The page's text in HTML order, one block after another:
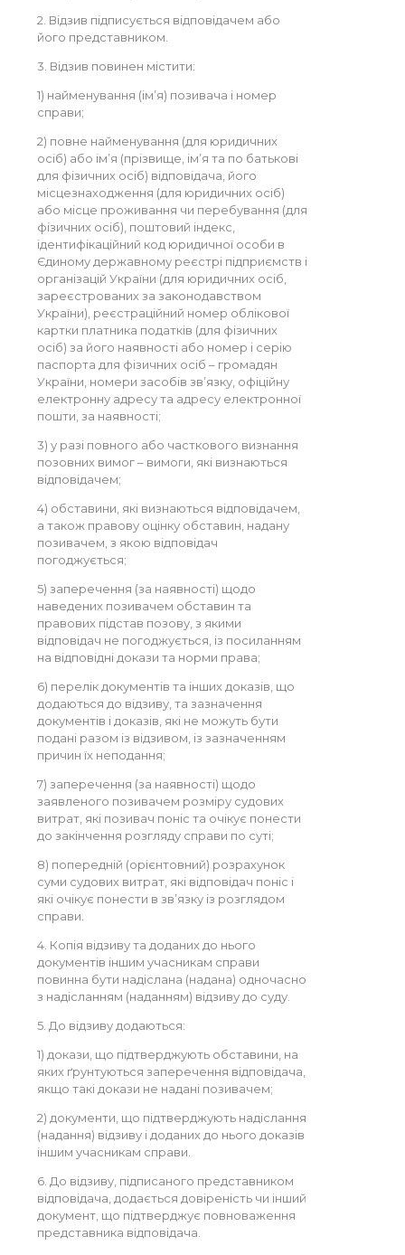
2. Відзив підписується відповідачем або
його представником.
3. Відзив повинен містити:
1) найменування (ім’я) позивача і номер
справи;
2) повне найменування (для юридичних
осіб) або ім’я (прізвище, ім’я та по батькові
для фізичних осіб) відповідача, його
місцезнаходження (для юридичних осіб)
або місце проживання чи перебування (для
фізичних осіб), поштовий індекс,
ідентифікаційний код юридичної особи в
Єдиному державному реєстрі підприємств і
організацій України (для юридичних осіб,
зареєстрованих за законодавством
України), реєстраційний номер облікової
картки платника податків (для фізичних
осіб) за його наявності або номер і серію
паспорта для фізичних осіб – громадян
України, номери засобів зв’язку, офіційну
електронну адресу та адресу електронної
пошти, за наявності;
3) у разі повного або часткового визнання
позовних вимог – вимоги, які визнаються
відповідачем;
4) обставини, які визнаються відповідачем,
а також правову оцінку обставин, надану
позивачем, з якою відповідач
погоджується;
5) заперечення (за наявності) щодо
наведених позивачем обставин та
правових підстав позову, з якими
відповідач не погоджується, із посиланням
на відповідні докази та норми права;
6) перелік документів та інших доказів, що
додаються до відзиву, та зазначення
документів і доказів, які не можуть бути
подані разом із відзивом, із зазначенням
причин їх неподання;
7) заперечення (за наявності) щодо
заявленого позивачем розміру судових
витрат, які позивач поніс та очікує понести
до закінчення розгляду справи по суті;
8) попередній (орієнтовний) розрахунок
суми судових витрат, які відповідач поніс і
які очікує понести в зв’язку із розглядом
справи.
4. Копія відзиву та доданих до нього
документів іншим учасникам справи
повинна бути надіслана (надана) одночасно
з надісланням (наданням) відзиву до суду.
5. До відзиву додаються:
1) докази, що підтверджують обставини, на
яких ґрунтуються заперечення відповідача,
якщо такі докази не надані позивачем;
2) документи, що підтверджують надіслання
(надання) відзиву і доданих до нього доказів
іншим учасникам справи.
6. До відзиву, підписаного представником
відповідача, додається довіреність чи інший
документ, що підтверджує повноваження
представника відповідача.